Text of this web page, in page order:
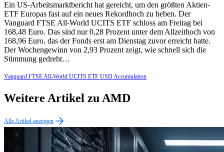
Ein US-Arbeitsmarktbericht hat gereicht, um den größten Aktien-
ETF Europas fast auf ein neues Rekordhoch zu heben. Der
Vanguard FTSE All-World UCITS ETF schloss am Freitag bei
168,48 Euro. Das sind nur 0,28 Prozent unter dem Allzeithoch von
168,96 Euro, das der Fonds erst am Dienstag zuvor erreicht hatte.
Der Wochengewinn von 2,93 Prozent zeigt, wie schnell sich die
Stimmung gedreht…
Vanguard FTSE All-World UCITS ETF USD Accumulation
Weitere Artikel zu AMD
Alle Artikel anzeigen